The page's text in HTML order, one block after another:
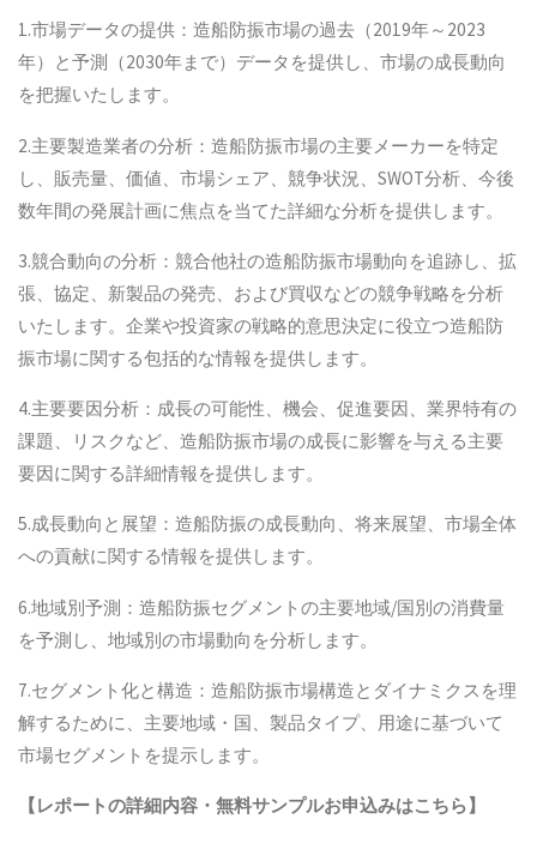
1.市場データの提供：造船防振市場の過去（2019年～2023
年）と予測（2030年まで）データを提供し、市場の成長動向
を把握いたします。
2.主要製造業者の分析：造船防振市場の主要メーカーを特定
し、販売量、価値、市場シェア、競争状況、SWOT分析、今後
数年間の発展計画に焦点を当てた詳細な分析を提供します。
3.競合動向の分析：競合他社の造船防振市場動向を追跡し、拡
張、協定、新製品の発売、および買収などの競争戦略を分析
いたします。企業や投資家の戦略的意思決定に役立つ造船防
振市場に関する包括的な情報を提供します。
4.主要要因分析：成長の可能性、機会、促進要因、業界特有の
課題、リスクなど、造船防振市場の成長に影響を与える主要
要因に関する詳細情報を提供します。
5.成長動向と展望：造船防振の成長動向、将来展望、市場全体
への貢献に関する情報を提供します。
6.地域別予測：造船防振セグメントの主要地域/国別の消費量
を予測し、地域別の市場動向を分析します。
7.セグメント化と構造：造船防振市場構造とダイナミクスを理
解するために、主要地域・国、製品タイプ、用途に基づいて
市場セグメントを提示します。
【レポートの詳細内容・無料サンプルお申込みはこちら】